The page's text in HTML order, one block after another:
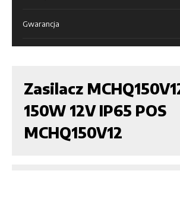
Gwarancja
Zasilacz
150W 12V IP65 POS
MCHQ150V12